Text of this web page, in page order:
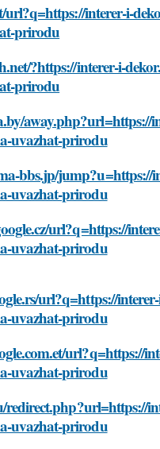
url?q=https://interer-i-
prirodu
?https://interer-i-
prirodu
away.php?url=https://
uvazhat-prirodu
bbs.jp/
uvazhat-prirodu
url?q=https://
uvazhat-prirodu
url?q=https://
uvazhat-prirodu
url?q=https://
uvazhat-prirodu
redirect.php?url=https://
uvazhat-prirodu